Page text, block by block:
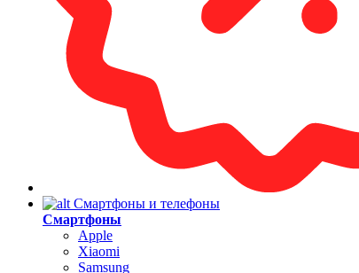
Смартфоны и телефоны
Смартфоны
Apple
Xiaomi
Samsung